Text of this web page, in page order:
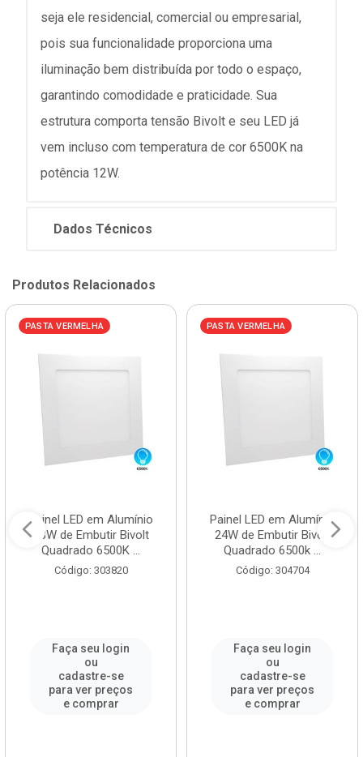
seja ele residencial, comercial ou empresarial,
pois sua funcionalidade proporciona uma
iluminação bem distribuída por todo o espaço,
garantindo comodidade e praticidade. Sua
estrutura comporta tensão Bivolt e seu LED já
vem incluso com temperatura de cor 6500K na
potência 12W.
Dados Técnicos
Produtos Relacionados
PASTA VERMELHA
Painel LED em Alumínio
18W de Embutir Bivolt
Quadrado 6500K ...
Código: 303820
Faça seu login
ou
cadastre-se
para ver preços
e comprar
PASTA VERMELHA
Painel LED em Alumínio
24W de Embutir Bivolt
Quadrado 6500k ...
Código: 304704
Faça seu login
ou
cadastre-se
para ver preços
e comprar